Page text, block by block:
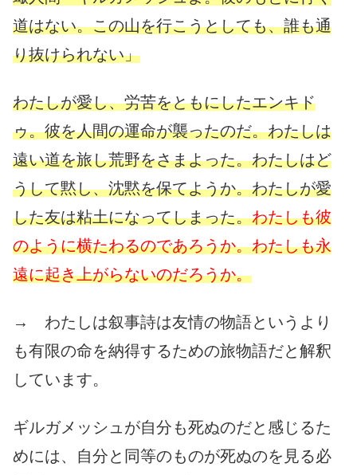
道はない。この山を行こうとしても、誰も通
り抜けられない」
わたしが愛し、労苦をともにしたエンキド
ゥ。彼を人間の運命が襲ったのだ。わたしは
遠い道を旅し荒野をさまよった。わたしはど
うして黙し、沈黙を保てようか。わたしが愛
した友は粘土になってしまった。わたしも彼
のように横たわるのであろうか。わたしも永
遠に起き上がらないのだろうか。
→ わたしは叙事詩は友情の物語というより
も有限の命を納得するための旅物語だと解釈
しています。
ギルガメッシュが自分も死ぬのだと感じるた
めには、自分と同等のものが死ぬのを見る必